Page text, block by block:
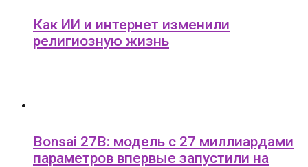
Как ИИ и интернет изменили
религиозную жизнь
Bonsai 27B: модель с 27 миллиардами
параметров впервые запустили на